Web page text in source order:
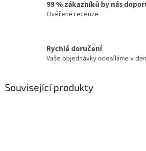
99 % zákazníků by nás
Ověřené recenze
Rychlé doručení
Vaše objednávky odesíláme v
Související produkty